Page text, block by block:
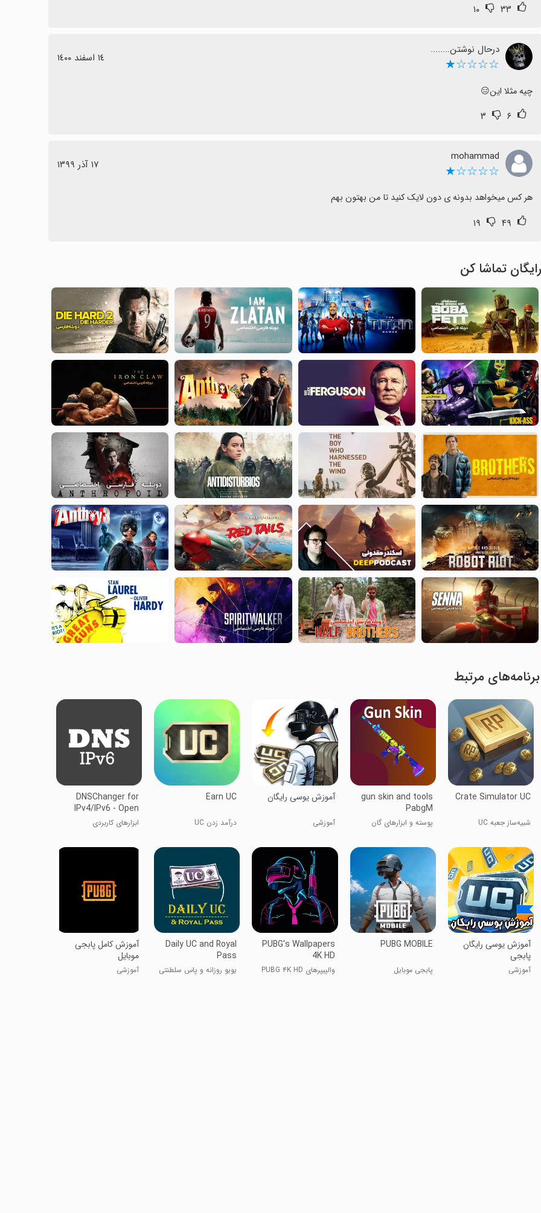
۳۳ ۱۰
درحال نوشتن........
☆☆☆☆★ ١٤ اسفند ١٤٠٠
چیه مثلا این😑
۶ ۳
mohammad
☆☆☆☆★ ١٧ آذر ١٣٩٩
هر کس میخواهد بدونه ی دون لایک کنید تا من بهتون بهم
۴۹ ۱۹
رایگان تماشا کن
برنامه‌های مرتبط
Crate Simulator UC
شبیه‌ساز جعبه UC
gun skin and tools
PabgM
پوسته و ابزارهای گان
آموزش یوسی رایگان
آموزشی
Earn UC
درآمد زدن UC
DNSChanger for
IPv4/IPv6 - Open
source and ad-free
ابزارهای کاربردی
آموزش یوسی رایگان
پابجی
آموزشی
PUBG MOBILE
پابجی موبایل
PUBG's Wallpapers
4K HD
والپیپرهای PUBG ۴K HD
Daily UC and Royal
Pass
یویو روزانه و پاس سلطنتی
آموزش کامل پابجی
موبایل
آموزشی